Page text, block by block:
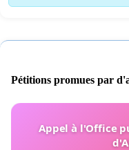
Pétitions promues par
Appel à l'Office